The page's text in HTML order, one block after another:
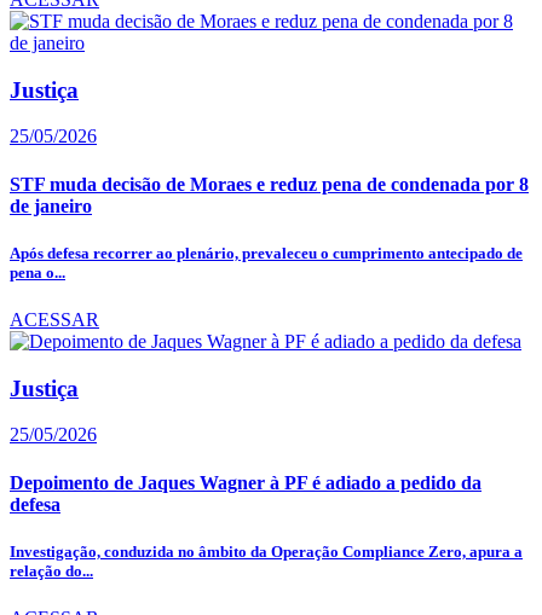
Justiça
25/05/2026
STF muda decisão de Moraes e reduz pena de condenada por 8
de janeiro
Após defesa recorrer ao plenário, prevaleceu o cumprimento antecipado de
pena o...
ACESSAR
Justiça
25/05/2026
Depoimento de Jaques Wagner à PF é adiado a pedido da
defesa
Investigação, conduzida no âmbito da Operação Compliance Zero, apura a
relação do...